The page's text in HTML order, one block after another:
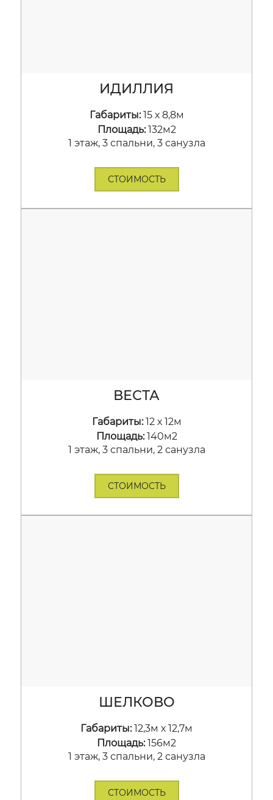
ИДИЛЛИЯ
Габариты:15 х 8,8м
Площадь:132м2
1 этаж, 3 спальни, 3 санузла
СТОИМОСТЬ
ВЕСТА
Габариты:12 х 12м
Площадь:140м2
1 этаж, 3 спальни, 2 санузла
СТОИМОСТЬ
ШЕЛКОВО
Габариты:12,3м х 12,7м
Площадь:156м2
1 этаж, 3 спальни, 2 санузла
СТОИМОСТЬ